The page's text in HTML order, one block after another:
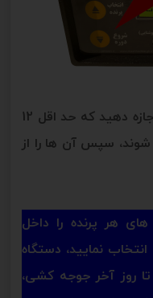
6: وقتی جوجه ها از تخم در آمدند، اجازه دهید که حد اقل 12
سپس آن ها را از
هر پرنده را داخل
نمایید، دستگاه
روز آخر جوجه کشی،